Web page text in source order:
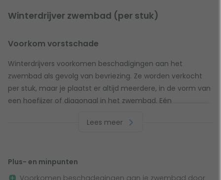
Winterdrijver zwembad (per stuk)
Voorkom vorstschade
Winterdrijvers voorkomen beschadigingen aan het
zwembad als gevolg van bevriezing. Ze worden verkocht
per stuk, maar je plaatst er altijd meerdere, in de vorm van
een hoefijzer of diagonaal in het zwembad. Eén
meerdere winterdrijvers nodig; hoeveel is afhankelijk van de
winterdrijvers je nodig hebt als je de richtlijnen hieronder
volgt.
Lees meer
Plus- en minpunten